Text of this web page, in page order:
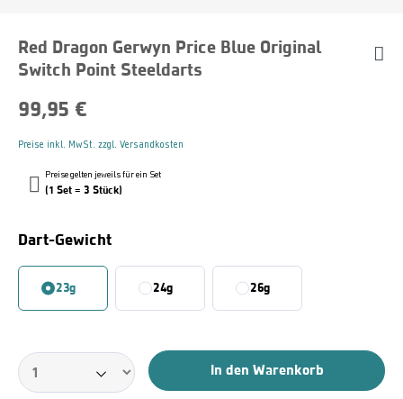
Red Dragon Gerwyn Price Blue Original
Switch Point Steeldarts
99,95 €
Preise inkl. MwSt. zzgl. Versandkosten
Preise gelten jeweils für ein Set
(1 Set = 3 Stück)
Dart-GewichtAuswählen
23g 24g 26g
In den Warenkorb